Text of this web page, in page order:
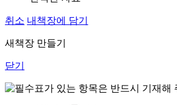
취소 내책장에 담기
새책장 만들기
닫기
표가 있는 항목은 반드시 기재해